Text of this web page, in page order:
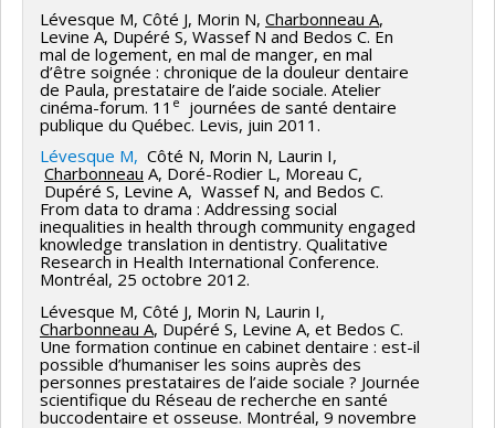
Lévesque M, Côté J, Morin N, Charbonneau A,
Levine A, Dupéré S, Wassef N and Bedos C. En
mal de logement, en mal de manger, en mal
d’être soignée : chronique de la douleur dentaire
de Paula, prestataire de l’aide sociale. Atelier
cinéma-forum. 11 e
journées de santé dentaire
publique du Québec. Levis, juin 2011.
Lévesque M, Côté N, Morin N, Laurin I,
Charbonneau A, Doré-Rodier L, Moreau C,
Dupéré S, Levine A, Wassef N, and Bedos C.
From data to drama : Addressing social
inequalities in health through community engaged
knowledge translation in dentistry. Qualitative
Research in Health International Conference.
Montréal, 25 octobre 2012.
Lévesque M, Côté J, Morin N, Laurin I,
Charbonneau A, Dupéré S, Levine A, et Bedos C.
Une formation continue en cabinet dentaire : est-il
possible d’humaniser les soins auprès des
personnes prestataires de l’aide sociale ? Journée
scientifique du Réseau de recherche en santé
buccodentaire et osseuse. Montréal, 9 novembre